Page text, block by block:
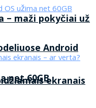
Android
net 60GB
– maži pokyčiai už
ekranais